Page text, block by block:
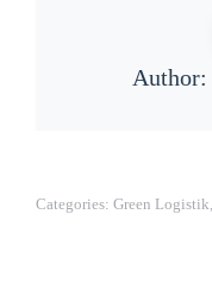
Author:
Categories: Green Logistik